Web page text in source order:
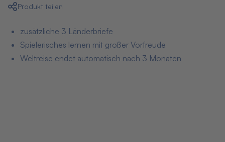
Produkt teilen
zusätzliche 3 Länderbriefe
Spielerisches lernen mit großer Vorfreude
Weltreise endet automatisch nach 3 Monaten